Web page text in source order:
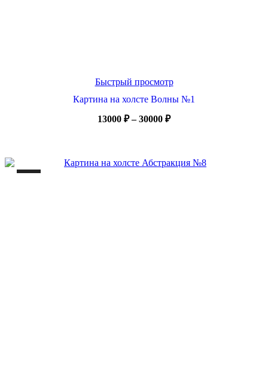
Быстрый просмотр
Картина на холсте Волны №1
13000 ₽ – 30000 ₽Диапазон
30000 ₽